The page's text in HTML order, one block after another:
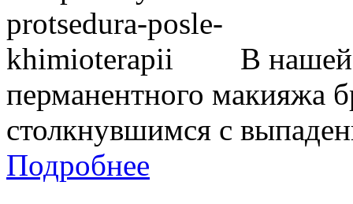
В нашей
перманентного макияжа
столкнувшимся с
Подробнее